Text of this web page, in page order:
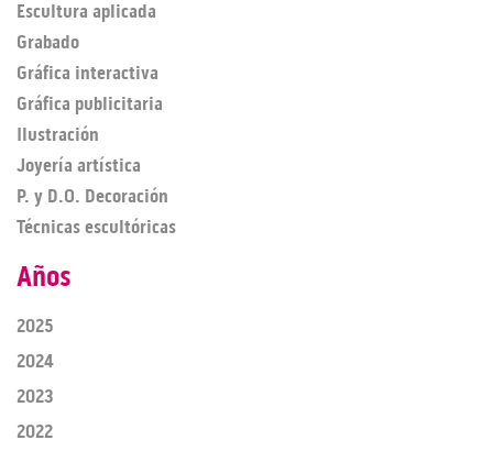
Escultura aplicada
Grabado
Gráfica interactiva
Gráfica publicitaria
Ilustración
Joyería artística
P. y D.O. Decoración
Técnicas escultóricas
Años
2025
2024
2023
2022